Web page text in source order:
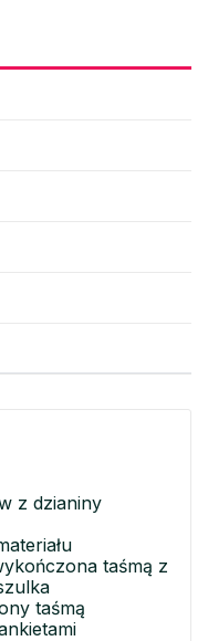
z dzianiny
taśmą z
taśmą